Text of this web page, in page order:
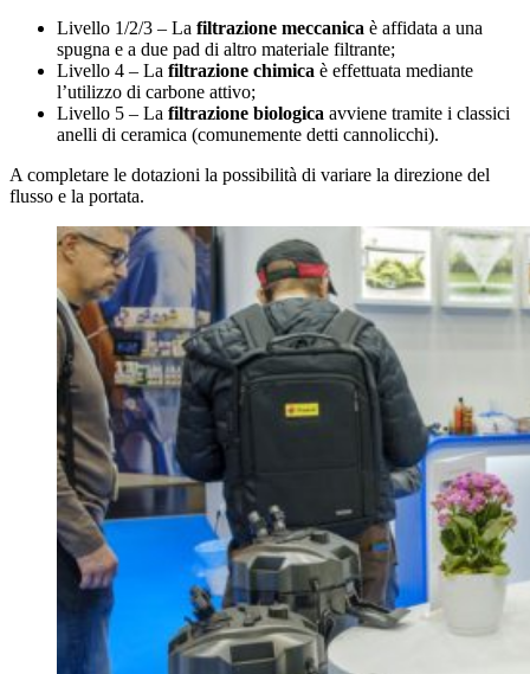
Livello 1/2/3 – La filtrazione meccanica è affidata a una
spugna e a due pad di altro materiale filtrante;
Livello 4 – La filtrazione chimica è effettuata mediante
l’utilizzo di carbone attivo;
Livello 5 – La filtrazione biologica avviene tramite i classici
anelli di ceramica (comunemente detti cannolicchi).
A completare le dotazioni la possibilità di variare la direzione del
flusso e la portata.